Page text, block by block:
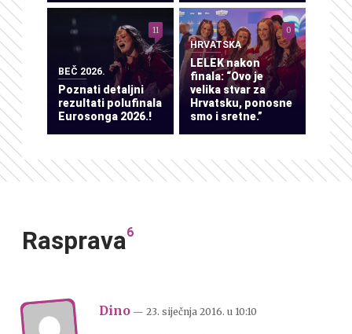
BEČ 2026.
Poznati detaljni
rezultati polufinala
Eurosonga 2026.!
11
HRVATSKA
LELEK nakon
finala: “Ovo je
velika stvar za
Hrvatsku, ponosne
smo i sretne.”
0
Rasprava6
Dino — 23. siječnja 2016. u 10:10